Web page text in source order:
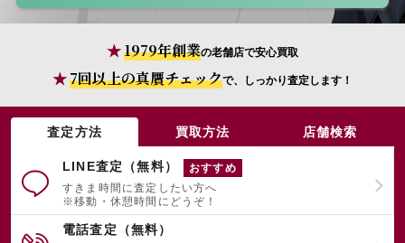
宅配買取を申し込む
無料の宅配キットをお届けします
1979年創業の老舗店で安心買取
7回以上の真贋チェックで、しっかり査定します！
査定方法 買取方法 店舗検索
LINE査定（無料）
おすすめ
すきま時間に査定したい方へ
※移動・休憩時間にどうぞ！
電話査定（無料）